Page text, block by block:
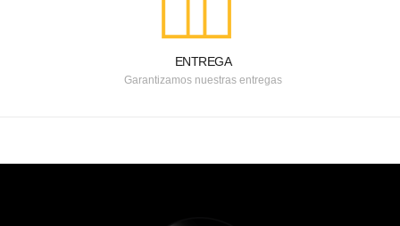
ENTREGA
Garantizamos nuestras entregas